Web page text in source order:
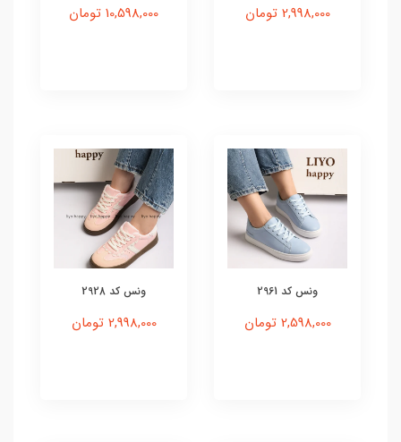
2,998,000 تومان 10,598,000 تومان
ونس کد 2961
2,598,000 تومان
ونس کد 2928
2,998,000 تومان